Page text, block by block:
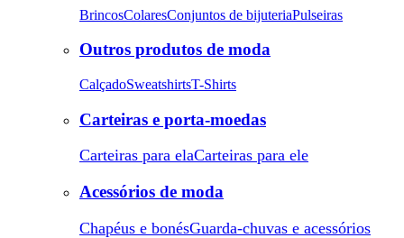
BrincosColaresConjuntos de bijuteriaPulseiras
Outros produtos de moda
CalçadoSweatshirtsT-Shirts
Carteiras e porta-moedas
Carteiras para elaCarteiras para ele
Acessórios de moda
Chapéus e bonésGuarda-chuvas e acessórios